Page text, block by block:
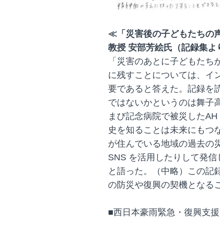
≪「災害後の子どもたちの
教授 安部芳絵氏（記録集
「災害のあとに子どもた
に残すことについては、イ
要であると答えた。記録を
ではないかというのは舞子
まび記念病院で被災した
史を知ることは未来にもつ
が住んでいる地域の過去の
SNS を活用したりして発
と語った。（中略）この記
の防災や復興の契機となる
■西日本豪雨緊急・復興支